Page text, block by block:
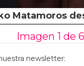
Matamoros
Imagen 1 de 6
newsletter: